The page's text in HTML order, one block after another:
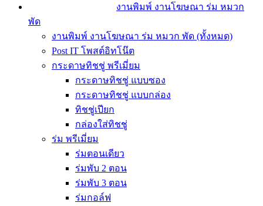
งานพิมพ์ งานโฆษณา ร่ม หมวก
พัด
งานพิมพ์ งานโฆษณา ร่ม หมวก พัด (ทั้งหมด)
Post IT โพสต์อิทโน๊ต
กระดาษทิชชู่ พรีเมี่ยม
กระดาษทิชชู่ แบบซอง
กระดาษทิชชู่ แบบกล่อง
ทิชชู่เปียก
กล่องใส่ทิชชู่
ร่ม พรีเมี่ยม
ร่มตอนเดียว
ร่มพับ 2 ตอน
ร่มพับ 3 ตอน
ร่มกอล์ฟ